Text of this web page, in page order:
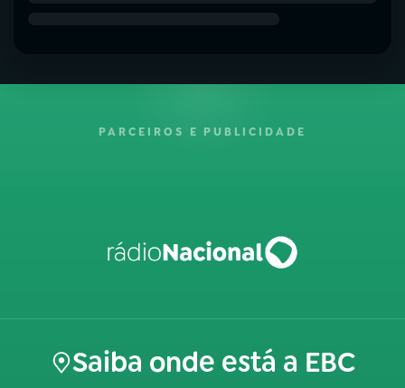
PARCEIROS E PUBLICIDADE
Saiba onde está a EBC